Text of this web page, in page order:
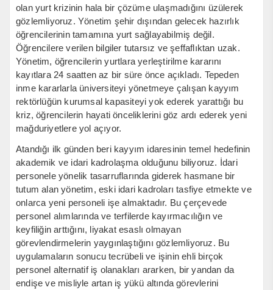
olan yurt krizinin hala bir çözüme ulaşmadığını üzülerek
gözlemliyoruz. Yönetim şehir dışından gelecek hazırlık
öğrencilerinin tamamına yurt sağlayabilmiş değil.
Öğrencilere verilen bilgiler tutarsız ve şeffaflıktan uzak.
Yönetim, öğrencilerin yurtlara yerleştirilme kararını
kayıtlara 24 saatten az bir süre önce açıkladı. Tepeden
inme kararlarla üniversiteyi yönetmeye çalışan kayyım
rektörlüğün kurumsal kapasiteyi yok ederek yarattığı bu
kriz, öğrencilerin hayati önceliklerini göz ardı ederek yeni
mağduriyetlere yol açıyor.
Atandığı ilk günden beri kayyım idaresinin temel hedefinin
akademik ve idari kadrolaşma olduğunu biliyoruz. İdari
personele yönelik tasarruflarında giderek hasmane bir
tutum alan yönetim, eski idari kadroları tasfiye etmekte ve
onlarca yeni personeli işe almaktadır. Bu çerçevede
personel alımlarında ve terfilerde kayırmacılığın ve
keyfiliğin arttığını, liyakat esaslı olmayan
görevlendirmelerin yaygınlaştığını gözlemliyoruz. Bu
uygulamaların sonucu tecrübeli ve işinin ehli birçok
personel alternatif iş olanakları ararken, bir yandan da
endişe ve misliyle artan iş yükü altında görevlerini